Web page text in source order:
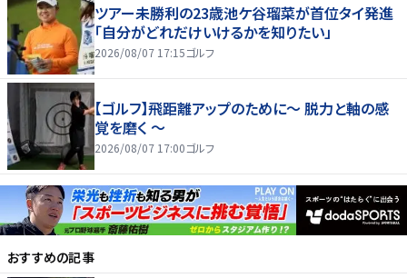
ツアー未勝利の23歳池ケ谷瑠菜が首位タイ発進
「自分がどれだけいけるかを知りたい」
2026/08/07 17:15ゴルフ
【ゴルフ】飛距離アップのために～ 脱力と軸の感
覚を磨く ～
2026/08/07 17:00ゴルフ
おすすめの記事